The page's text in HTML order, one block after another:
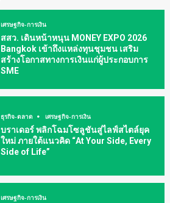
เศรษฐกิจ-การเงิน
สสว. เดินหน้าหนุน MONEY EXPO 2026
Bangkok เข้าถึงแหล่งทุนชุมชน เสริม
สร้างโอกาสทางการเงินแก่ผู้ประกอบการ
SME
ธุรกิจ-ตลาด เศรษฐกิจ-การเงิน
บราเดอร์ พลิกโฉมโซลูชันสู่ไลฟ์สไตล์ยุค
ใหม่ ภายใต้แนวคิด “At Your Side, Every
Side of Life”
เศรษฐกิจ-การเงิน